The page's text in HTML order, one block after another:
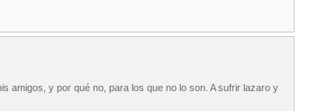
amigos, y por qué no, para los que no lo son. A sufrir lazaro y